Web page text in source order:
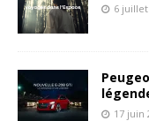
6 juillet
17 juin